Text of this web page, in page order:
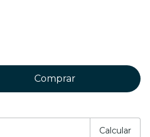
Calcular